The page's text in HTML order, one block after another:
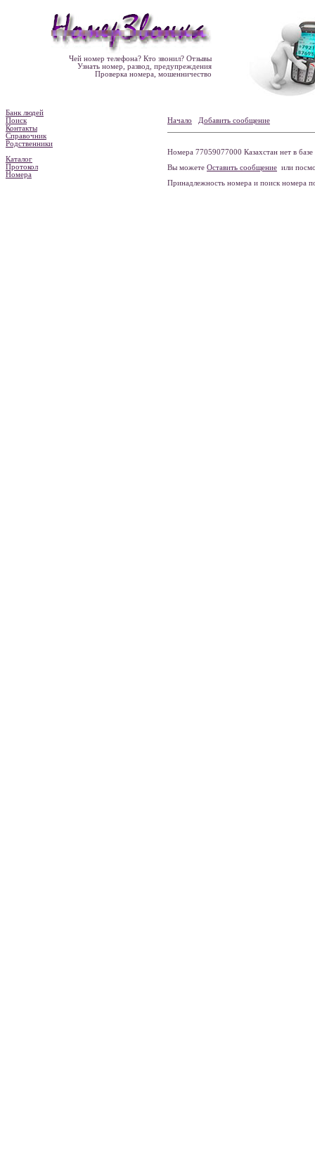
Чей номер телефона? Кто звонил? Отзывы
Узнать номер, развод, предупреждения
Проверка номера, мошенничество
Банк людей
Поиск
Контакты
Справочник
Родственники
Каталог
Протокол
Номера
Начало Добавить сообщение
Номера 77059077000 Казахстан нет в базе
Вы можете Оставить сообщение или
Принадлежность номера и поиск номера